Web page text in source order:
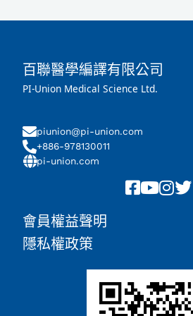
百聯醫學編譯有限公司
PI-Union Medical Science Ltd.
piunion@pi-union.com
+886-978130011
pi-union.com
會員權益聲明
隱私權政策